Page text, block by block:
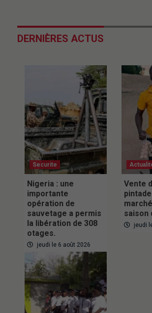
DERNIÈRES ACTUS
Securite
Nigeria : une
importante
opération de
sauvetage a permis
la libération de 308
otages.
jeudi le 6 août 2026
Vente
saison
jeudi